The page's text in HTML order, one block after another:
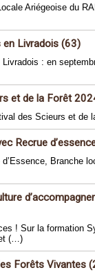
Ariégeoise du
Livradois (63)
: en
et de la Forêt
des Scieurs et de
Recrue
d’Essence, Branche
! Sur la formation
(…)
Forêts Vivantes